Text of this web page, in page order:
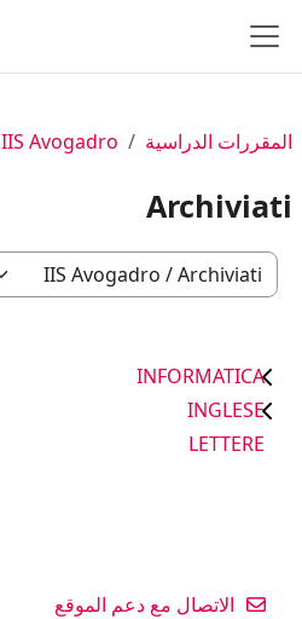
واجهة جانبية
المقررات الدراسية IIS Avogadro
Archiviati
تصنيفات المقررات
INFORMATICA
INGLESE
LETTERE
الاتصال مع دعم الموقع